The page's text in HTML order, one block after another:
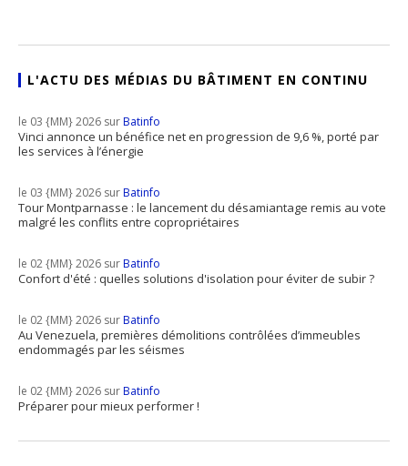
L'ACTU DES MÉDIAS DU BÂTIMENT EN CONTINU
le 03 {MM} 2026 surBatinfo
Vinci annonce un bénéfice net en progression de 9,6 %, porté par
les services à l’énergie
le 03 {MM} 2026 surBatinfo
Tour Montparnasse : le lancement du désamiantage remis au vote
malgré les conflits entre copropriétaires
le 02 {MM} 2026 surBatinfo
Confort d'été : quelles solutions d'isolation pour éviter de subir ?
le 02 {MM} 2026 surBatinfo
Au Venezuela, premières démolitions contrôlées d’immeubles
endommagés par les séismes
le 02 {MM} 2026 surBatinfo
Préparer pour mieux performer !